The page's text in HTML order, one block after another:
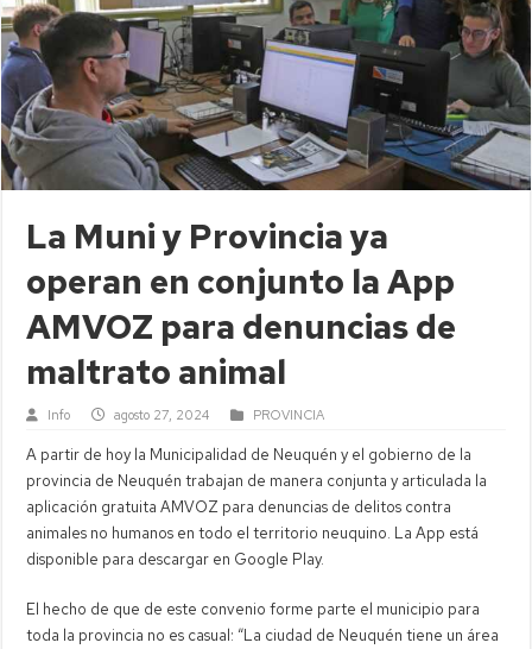
La Muni y Provincia ya
operan en conjunto la App
AMVOZ para denuncias de
maltrato animal
Info agosto 27, 2024 PROVINCIA
A partir de hoy la Municipalidad de Neuquén y el gobierno de la
provincia de Neuquén trabajan de manera conjunta y articulada la
aplicación gratuita AMVOZ para denuncias de delitos contra
animales no humanos en todo el territorio neuquino. La App está
disponible para descargar en Google Play.
El hecho de que de este convenio forme parte el municipio para
toda la provincia no es casual: “La ciudad de Neuquén tiene un área